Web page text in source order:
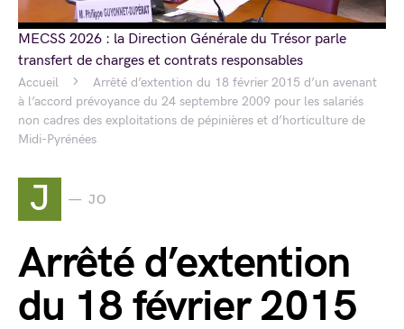
Accueil
Arrêté d’extention du 18 février 2015 d’un avenant
à l’accord prévoyance du 24 septembre 2009 pour les salariés
non cadres des exploitations de pépinières et d’horticulture de
Midi-Pyrénées
J JO
Arrêté d’extention
du 18 février 2015
MECSS 2026 : la Direction Générale du Trésor parle
transfert de charges et contrats responsables